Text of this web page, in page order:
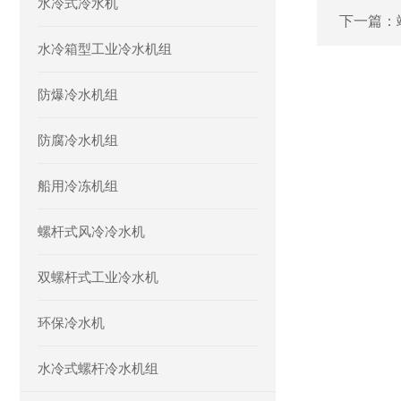
水冷式冷水机
水冷箱型工业冷水机组
防爆冷水机组
防腐冷水机组
船用冷冻机组
螺杆式风冷冷水机
双螺杆式工业冷水机
环保冷水机
水冷式螺杆冷水机组
下一篇：